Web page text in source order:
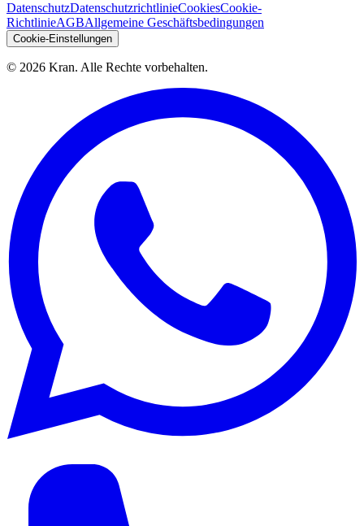
DatenschutzDatenschutzrichtlinieCookiesCookie-
RichtlinieAGBAllgemeine Geschäftsbedingungen
Cookie-Einstellungen
© 2026 Kran. Alle Rechte vorbehalten.